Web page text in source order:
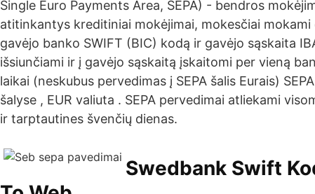
Single Euro Payments Area, SEPA) - bendros
atitinkantys kreditiniai mokėjimai, mokesčiai
gavėjo banko SWIFT (BIC) kodą ir gavėjo sąskaita
išsiunčiami ir į gavėjo sąskaitą įskaitomi per vieną
laikai (neskubus pervedimas į SEPA šalis Eurais)
šalyse , EUR valiuta . SEPA pervedimai atliekami
ir tarptautines švenčių dienas.
Swedbank Swift